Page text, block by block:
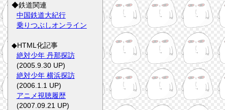
◆鉄道関連
中国鉄道大紀行
乗りつぶしオンライン
◆HTML化記事
絶対少年 丹那探訪
(2005.9.30 UP)
絶対少年 横浜探訪
(2006.1.1 UP)
アニメ視聴履歴
(2007.09.21 UP)